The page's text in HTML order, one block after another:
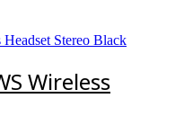
Wireless